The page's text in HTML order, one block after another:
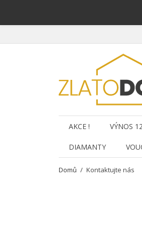
AKCE ! VÝNOS
DIAMANTY
Domů Kontaktujte nás